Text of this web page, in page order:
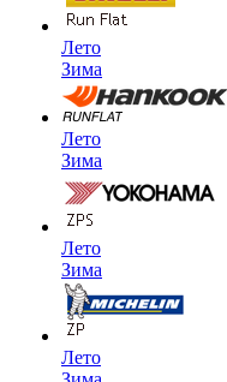
Лето
Зима
Лето
Зима
Лето
Зима
Лето